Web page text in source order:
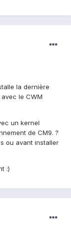
la dernière
le CWM
un kernel
de CM9. ?
ou avant installer
:)